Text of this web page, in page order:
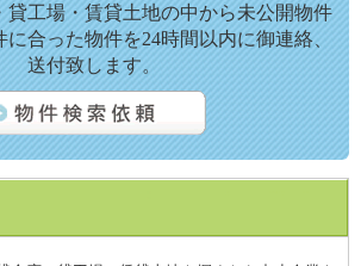
貸工場・賃貸土地の中から未公開物件
合った物件を24時間以内に御連絡、
送付致します。